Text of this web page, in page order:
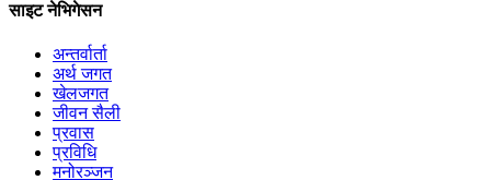
साइट नेभिगेसन
अन्तर्वार्ता
अर्थ जगत
खेलजगत
जीवन सैली
प्रवास
प्रविधि
मनोरञ्जन